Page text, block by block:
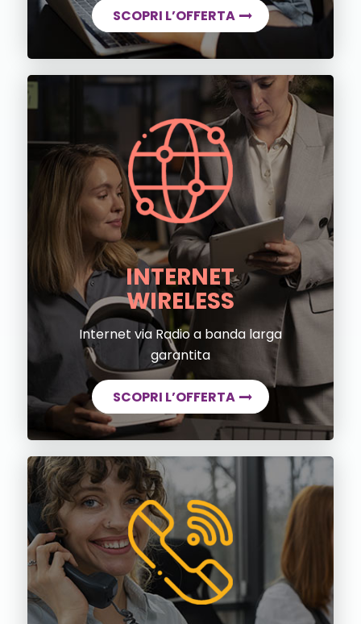
SCOPRI L’OFFERTA
INTERNET
WIRELESS
Internet via Radio a banda larga
garantita
SCOPRI L’OFFERTA